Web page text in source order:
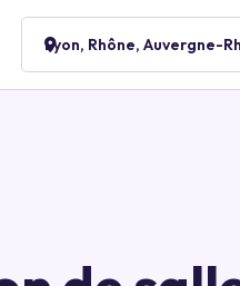
Lyon, Rhône, Auvergne-